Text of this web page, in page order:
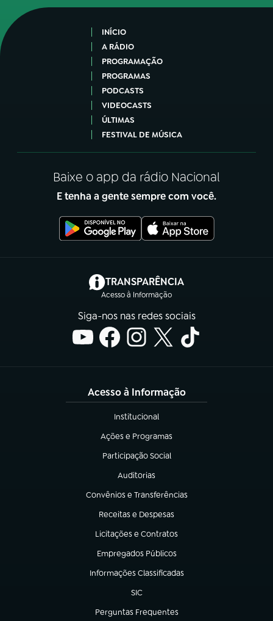
INÍCIO
A RÁDIO
PROGRAMAÇÃO
PROGRAMAS
PODCASTS
VIDEOCASTS
ÚLTIMAS
FESTIVAL DE MÚSICA
Baixe o app da rádio Nacional
E tenha a gente sempre com você.
TRANSPARÊNCIA
Acesso à Informação
(abre em nova aba)
Siga-nos nas redes sociais
Acesso à Informação
Institucional
(abre em nova aba)
Ações e Programas
(abre em nova aba)
Participação Social
(abre em nova aba)
Auditorias
(abre em nova aba)
Convênios e Transferências
(abre em nova aba)
Receitas e Despesas
(abre em nova aba)
Licitações e Contratos
(abre em nova aba)
Empregados Públicos
(abre em nova aba)
Informações Classificadas
(abre em nova aba)
SIC
(abre em nova aba)
Perguntas Frequentes
(abre em nova aba)